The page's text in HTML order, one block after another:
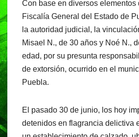
c
e
b
o
o
k
at
s
A
p
p
e
gr
a
m
t
Con base en diversos elementos
Fiscalía General del Estado de
la autoridad judicial, la
Misael N., de 30 años y Noé N.,
edad, por su presunta
de extorsión, ocurrido en el
Puebla.
El pasado 30 de junio, los hoy
detenidos en flagrancia delictiva